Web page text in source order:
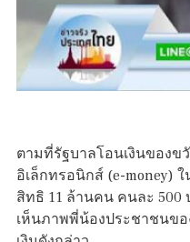
ตามที่รัฐบาลโอนเงินของข
อิเล็กทรอนิกส์ (e-money)
สิทธิ 11 ล้านคน คนละ 500
เห็นภาพพี่น้องประชาชนขอ